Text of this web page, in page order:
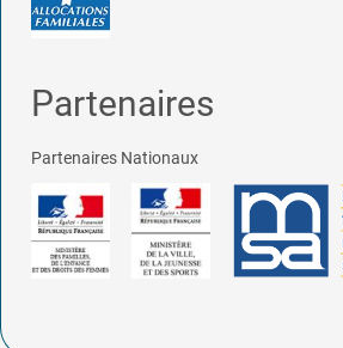
Partenaires
Partenaires Nationaux